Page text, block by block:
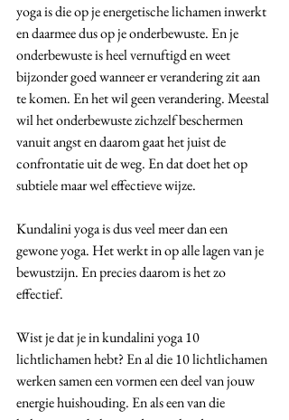
yoga is die op je energetische lichamen inwerkt
en daarmee dus op je onderbewuste. En je
onderbewuste is heel vernuftigd en weet
bijzonder goed wanneer er verandering zit aan
te komen. En het wil geen verandering. Meestal
wil het onderbewuste zichzelf beschermen
vanuit angst en daarom gaat het juist de
confrontatie uit de weg. En dat doet het op
subtiele maar wel effectieve wijze.
Kundalini yoga is dus veel meer dan een
gewone yoga. Het werkt in op alle lagen van je
bewustzijn. En precies daarom is het zo
effectief.
Wist je dat je in kundalini yoga 10
lichtlichamen hebt? En al die 10 lichtlichamen
werken samen een vormen een deel van jouw
energie huishouding. En als een van die